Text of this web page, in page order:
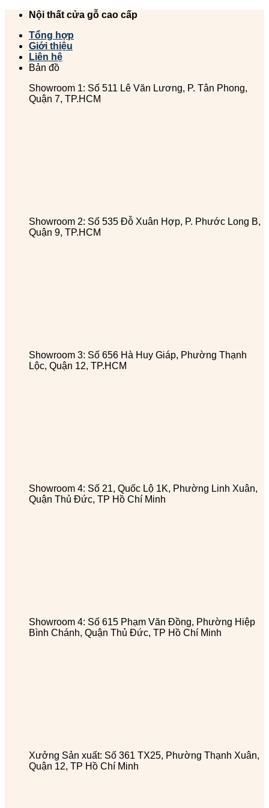
Chuyển
dung
Nội thất cửa gỗ cao cấp
Tổng hợp
Giới thiệu
Liên hệ
Bản đồ
Showroom 1: Số 511 Lê Văn Lương, P. Tân Phong,
Quận 7, TP.HCM
Showroom 2: Số 535 Đỗ Xuân Hợp, P. Phước Long B,
Quận 9, TP.HCM
Showroom 3: Số 656 Hà Huy Giáp, Phường Thạnh
Lộc, Quận 12, TP.HCM
Showroom 4: Số 21, Quốc Lộ 1K, Phường Linh Xuân,
Quận Thủ Đức, TP Hồ Chí Minh
Showroom 4: Số 615 Phạm Văn Đồng, Phường Hiệp
Bình Chánh, Quận Thủ Đức, TP Hồ Chí Minh
Xưởng Sản xuất: Số 361 TX25, Phường Thạnh Xuân,
Quận 12, TP Hồ Chí Minh